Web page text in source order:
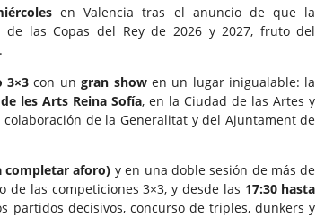
en Valencia tras el anuncio de que la
de las Copas del Rey de 2026 y 2027, fruto del
3×3 con un gran showen un lugar inigualable: la
les Arts Reina Sofía, en la Ciudad de las Artes y
colaboración de la Generalitat y del Ajuntament de
completar aforo) y en una doble sesión de más de
de las competiciones 3×3, y desde las 17:30 hasta
partidos decisivos, concurso de triples, dunkers y